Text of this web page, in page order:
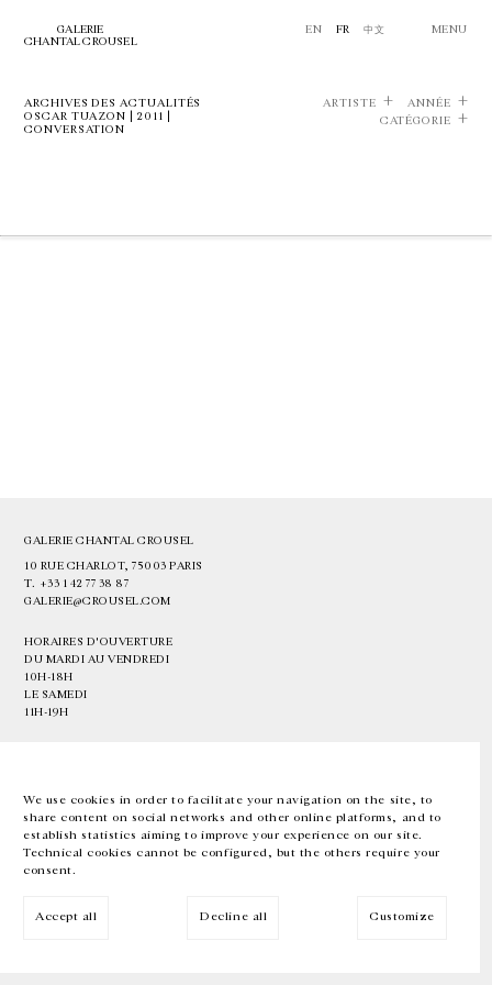
We use cookies in order to facilitate your navigation on the site, to
share content on social networks and other online platforms, and to
establish statistics aiming to improve your experience on our site.
Technical cookies cannot be configured, but the others require your
consent.
Accept all Decline all Customize
GALERIE
CHANTAL CROUSEL
EN FR 中文 MENU
ARCHIVES DES ACTUALITÉS
OSCAR TUAZON | 2011 |
CONVERSATION
ARTISTE
ANNÉE
CATÉGORIE
GALERIE CHANTAL CROUSEL
10 RUE CHARLOT, 75003 PARIS
T. +33 1 42 77 38 87
GALERIE@CROUSEL.COM
HORAIRES D'OUVERTURE
DU MARDI AU VENDREDI
10H-18H
LE SAMEDI
11H-19H
EN FR 中文 Facebook Instagram
Inscrivez-vous à notre newsletter